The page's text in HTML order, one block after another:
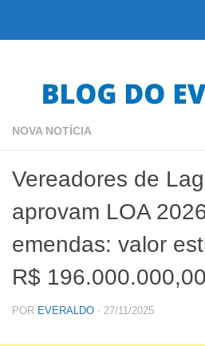
NOVA NOTÍCIA
Vereadores de
aprovam LOA
emendas: valor
R$ 196.000.000,00
POR EVERALDO · 27/11/2025